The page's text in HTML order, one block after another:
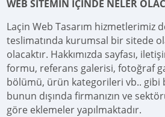
WEB SİTEMİN İÇİNDE NELER
Laçin Web Tasarım hizmetlerimiz
teslimatında kurumsal bir sitede
olacaktır. Hakkımızda sayfası,
formu, referans galerisi, fotoğraf
bölümü, ürün kategorileri vb.. gibi
bunun dışında firmanızın ve
göre eklemeler yapılmaktadır.